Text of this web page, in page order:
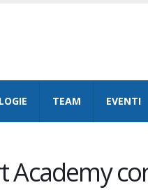
TEAM EVENTI
Academy